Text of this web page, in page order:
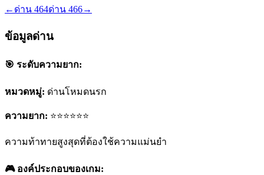
← ด่าน 464ด่าน 466→
ข้อมูลด่าน
🎯 ระดับความยาก:
หมวดหมู่: ด่านโหมดนรก
ความยาก: ⭐⭐⭐⭐⭐⭐
ความท้าทายสูงสุดที่ต้องใช้ความแม่นยำ
🎮 องค์ประกอบของเกม: